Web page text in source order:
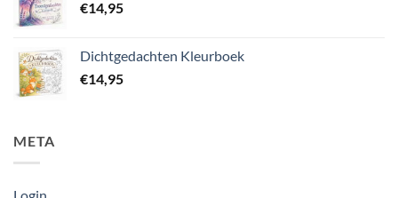
€14,95
Dichtgedachten Kleurboek
€14,95
META